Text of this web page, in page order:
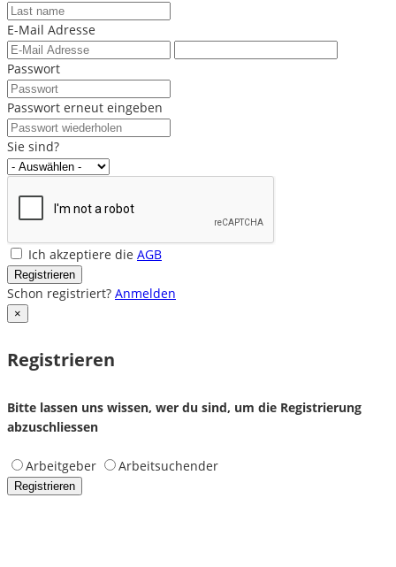
E-Mail Adresse
Passwort
Passwort erneut eingeben
Sie sind?
Ich akzeptiere die AGB
Registrieren
Schon registriert? Anmelden
×
Registrieren
Bitte lassen uns wissen, wer du sind, um die Registrierung
abzuschliessen
Arbeitgeber Arbeitsuchender
Registrieren